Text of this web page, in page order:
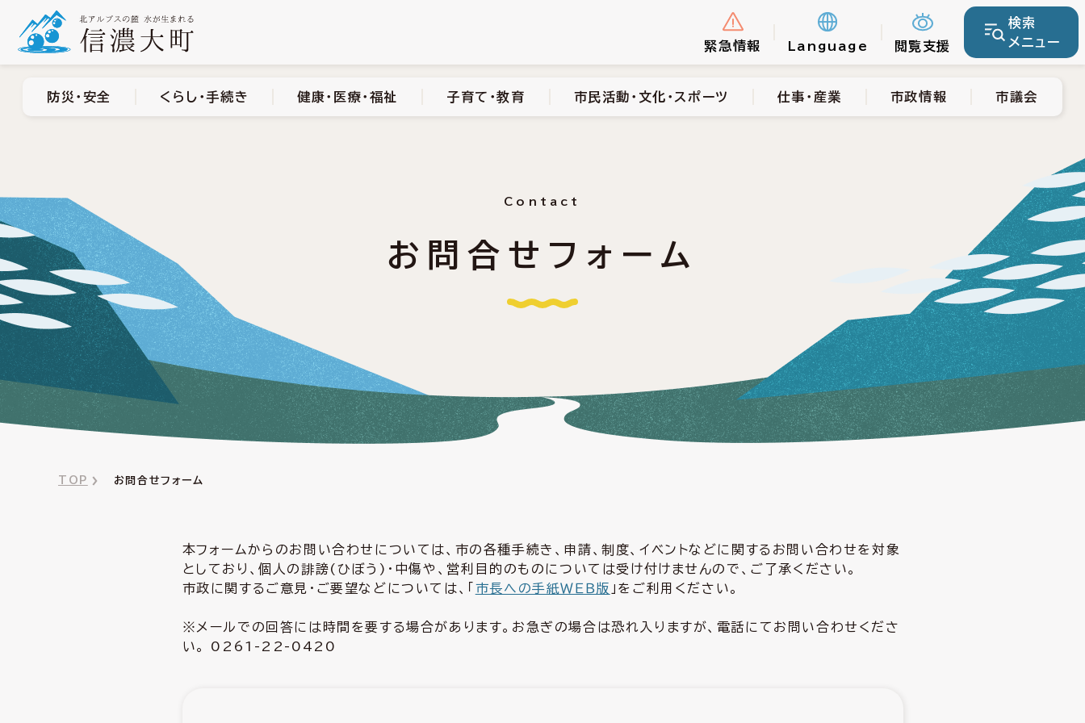
緊急情報 Language 閲覧支援
検索
メニュー
市民活動・文化・スポーツ 市政情報 市議会
防災・安全 くらし・手続き 健康・医療・福祉 子育て・教育 市民活動・文化・スポーツ 仕事・産業 市政情報 市議会
Contact
お問合せフォーム
TOP お問合せフォーム
本フォームからのお問い合わせについては、市の各種手続き、申請、制度、イベントなどに関するお問い合わせを対象
としており、個人の誹謗(ひぼう)・中傷や、営利目的のものについては受け付けませんので、ご了承ください。
市政に関するご意見・ご要望などについては、「 市長への手紙ＷＥＢ版 」をご利用ください。
※メールでの回答には時間を要する場合があります。お急ぎの場合は恐れ入りますが、電話にてお問い合わせくださ
い。 0261-22-0420